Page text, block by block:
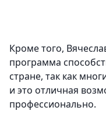
Кроме того,
программа
стране, так как
и это отличная
профессионально.